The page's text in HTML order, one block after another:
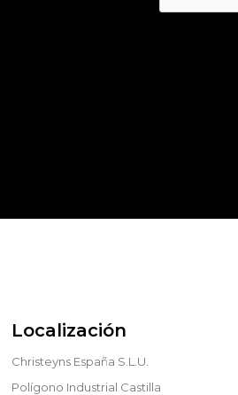
Localización
Christeyns España S.L.U.
Polígono Industrial Castilla